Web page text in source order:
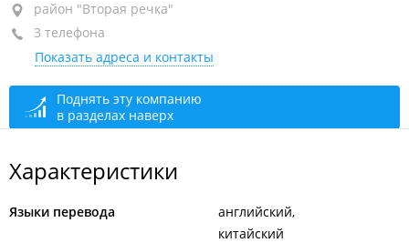
район "Вторая речка", ул. Русская, 65/4
БЦ "Точка отсчета"
+7 (423) 209-86-71
+7 984 199-86-71
открыто, закроется через 6 мин.
район "Вторая речка"
3 телефона
Показать адреса и контакты
Поднять эту компанию
в разделах наверх
Характеристики
Языки перевода
английский
китайский